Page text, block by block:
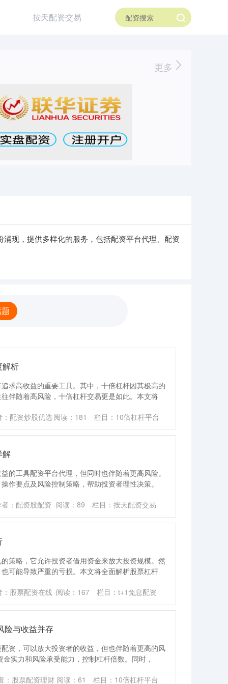
按天配资交易
更多
现，提供多样化的服务，包括配资平台代理、配资
解析
求高收益的重要工具。其中，十倍杠杆因其极高的
伴随着高风险，十倍杠杆交易更是如此。本文将
：配资炒股优选阅读： 181 栏目： 10倍杠杆平台
解
的工具配资平台代理，但同时也伴随着更高风险。
作要点及风险控制策略，帮助投资者理性决策。
：配资股配资 阅读： 89 栏目： 按天配资交易
策略，它允许投资者借用资金来放大投资规模。然
可能导致严重的亏损。本文将全面解析股票杠杆
：股票配资在线 阅读： 167 栏目： t+1免息配资
险与收益并存
资，可以放大投资者的收益，但也伴随着更高的风
实力和风险承受能力，控制杠杆倍数。同时，
：股票配资理财 阅读： 61 栏目： 10倍杠杆平台